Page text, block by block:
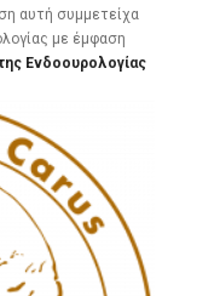
αυτή συμμετείχα
με έμφαση
Ενδοουρολογίας